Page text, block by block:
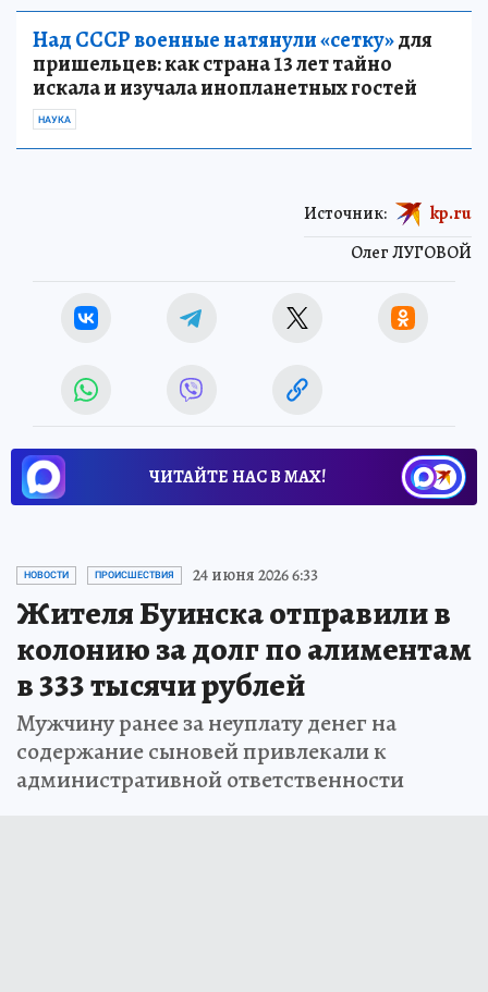
Над СССР военные натянули «сетку»для
пришельцев: как страна 13 лет тайно
искала и изучала инопланетных гостей
НАУКА
Олег ЛУГОВОЙ
Источник: kp.ru
ЧИТАЙТЕ НАС В МАХ!
НОВОСТИ ПРОИСШЕСТВИЯ 24 июня 2026 6:33
Жителя Буинска отправили в
колонию за долг по алиментам
в 333 тысячи рублей
Мужчину ранее за неуплату денег на
содержание сыновей привлекали к
административной ответственности